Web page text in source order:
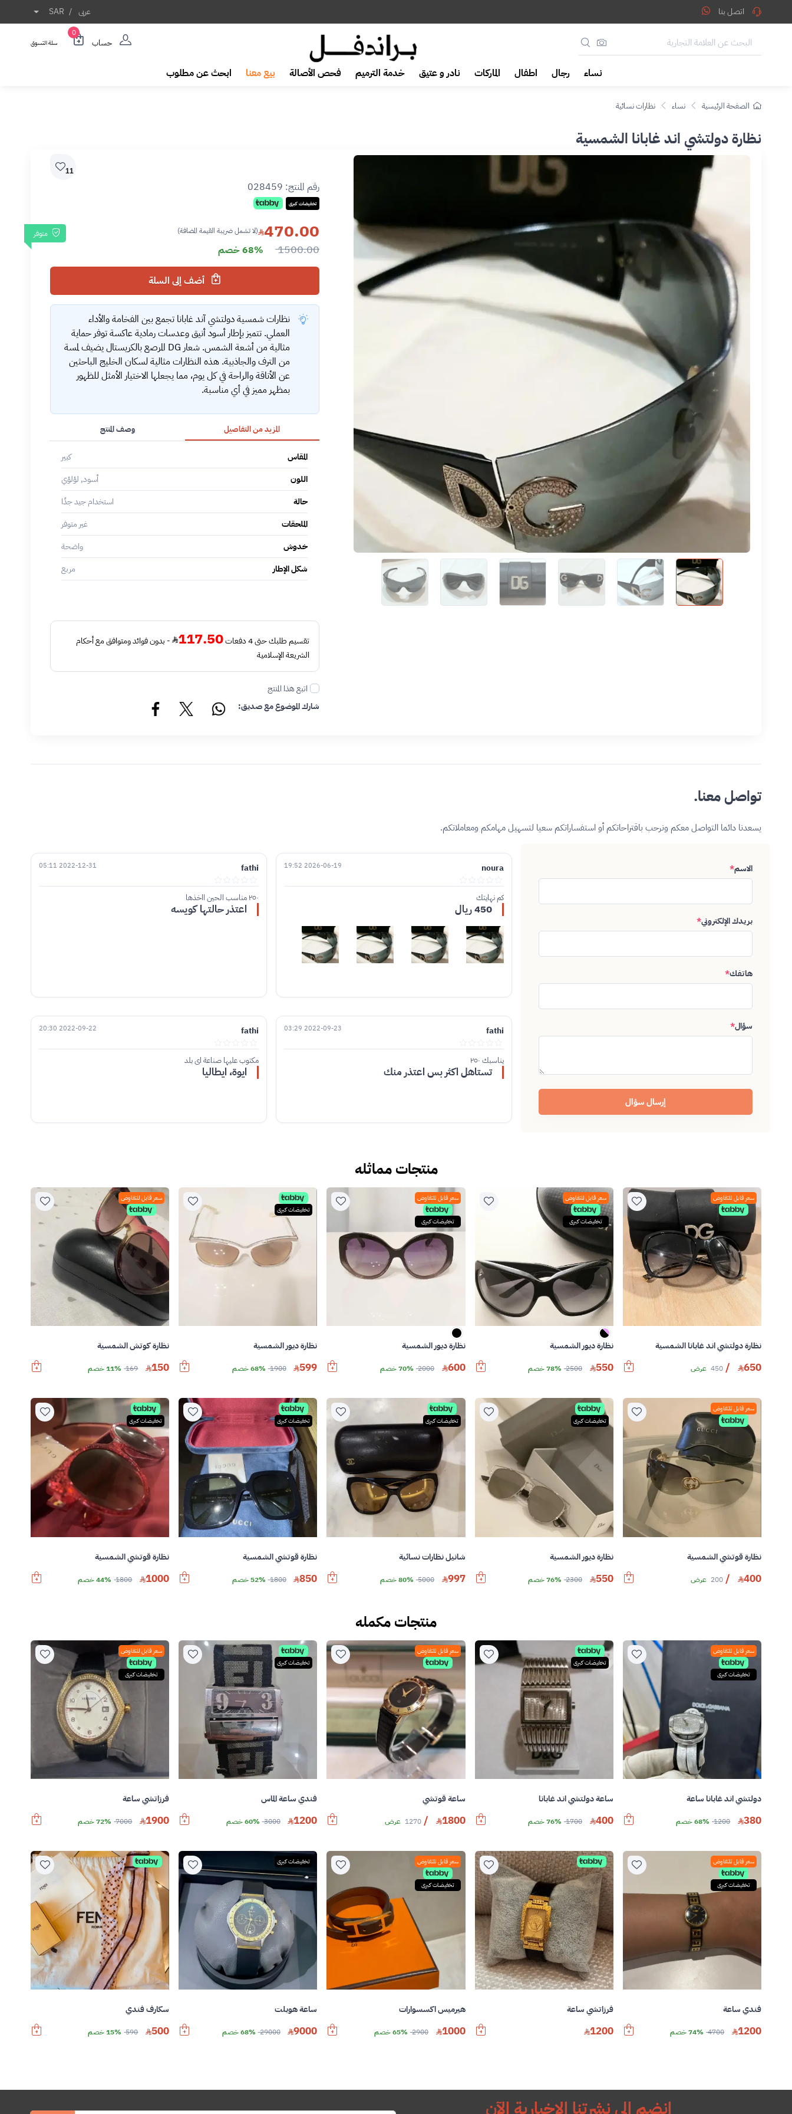
اتصل بنا عربى /
SAR
حساب
0
سلة التسوق
نساء رجال اطفال الماركات نادر و عتيق خدمة الترميم فحص الأصالة بيع معنا ابحث عن مطلوب
الصفحة الرئيسية نساء نظارات نسائية
نظارة دولتشي اند غابانا الشمسية
11
رقم المنتج: 028459
تخفيضات كبرى
متوفر 470.00 (لا تشمل ضريبة القيمة المضافة)
1500.00 68% خصم
أضف إلى السلة
نظارات شمسية دولتشي آند غابانا تجمع بين الفخامة والأداء
العملي. تتميز بإطار أسود أنيق وعدسات رمادية عاكسة توفر حماية
مثالية من أشعة الشمس. شعار DG المرصع بالكريستال يضيف لمسة
من الترف والجاذبية. هذه النظارات مثالية لسكان الخليج الباحثين
عن الأناقة والراحة في كل يوم، مما يجعلها الاختيار الأمثل للظهور
بمظهر مميز في أي مناسبة.
المزيد من التفاصيل
المقاس
كبير
اللون
أسود, لؤلؤي
حالة
استخدام جيد جدًا
الملحقات
غير متوفر
خدوش
واضحة
شكل الإطار
مربع
وصف المنتج
تقسيم طلبك حتى 4 دفعات 117.50 - بدون فوائد ومتوافق مع أحكام
الشريعة الإسلامية
اتبع هذا المنتج
شارك الموضوع مع صديق:
تواصل معنا.
يسعدنا دائما التواصل معكم ونرحب باقتراحاتكم أو استفساراتكم سعيا لتسهيل مهامكم ومعاملاتكم.
الاسم*
بريدك الإلكتروني*
هاتفك*
سؤال*
إرسال سؤال
noura
2026-06-19 19:52
كم نهايتك
450 ريال
fathi
2022-12-31 05:11
٢٥٠ مناسب الحين ااخذها
اعتذر حالتها كويسه
fathi
2022-09-23 03:29
يناسبك ٢٥٠
تستاهل اكثر بس اعتذر منك
fathi
2022-09-22 20:30
مكتوب عليها صناعة اي بلد
ايوة، ايطاليا
منتجات مماثله
سعر قابل للتفاوض
نظارة دولتشي اند غابانا الشمسية
650
/
450 عرض
سعر قابل للتفاوض
تخفيضات كبرى
نظارة ديور الشمسية
550
2500 78% خصم
سعر قابل للتفاوض
تخفيضات كبرى
نظارة ديور الشمسية
600
2000 70% خصم
تخفيضات كبرى
نظارة ديور الشمسية
599
1900 68% خصم
سعر قابل للتفاوض
نظارة كوتش الشمسية
150
169 11% خصم
سعر قابل للتفاوض
نظارة قوتشي الشمسية
400
/
200 عرض
تخفيضات كبرى
نظارة ديور الشمسية
550
2300 76% خصم
تخفيضات كبرى
شانيل نظارات نسائية
997
5000 80% خصم
تخفيضات كبرى
نظارة قوتشي الشمسية
850
1800 52% خصم
تخفيضات كبرى
نظارة قوتشي الشمسية
1000
1800 44% خصم
منتجات مكمله
سعر قابل للتفاوض
تخفيضات كبرى
دولتشي اند غابانا ساعة
380
1200 68% خصم
تخفيضات كبرى
ساعة دولتشي اند غابانا
400
1700 76% خصم
سعر قابل للتفاوض
ساعة قوتشي
1800
/
1270 عرض
تخفيضات كبرى
فندي ساعة الماس
1200
3000 60% خصم
سعر قابل للتفاوض
تخفيضات كبرى
فرزاتشي ساعة
1900
7000 72% خصم
سعر قابل للتفاوض
تخفيضات كبرى
فندي ساعة
1200
4700 74% خصم
فرزاتشي ساعة
1200
سعر قابل للتفاوض
تخفيضات كبرى
هيرميس اكسسوارات
1000
2900 65% خصم
تخفيضات كبرى
ساعة هوبلت
9000
29000 68% خصم
سكارف فندي
500
590 15% خصم
انضم إلى نشرتنا الإخبارية الآن